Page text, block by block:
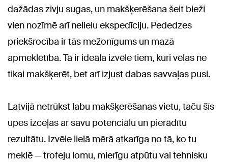
dažādas zivju sugas, un makšķerēšana šeit bieži
vien nozīmē arī nelielu ekspedīciju. Pededzes
priekšrocība ir tās mežonīgums un mazā
apmeklētība. Tā ir ideāla izvēle tiem, kuri vēlas ne
tikai makšķerēt, bet arī izjust dabas savvaļas pusi.
Latvijā netrūkst labu makšķerēšanas vietu, taču šīs
upes izceļas ar savu potenciālu un pierādītu
rezultātu. Izvēle lielā mērā atkarīga no tā, ko tu
meklē — trofeju lomu, mierīgu atpūtu vai tehnisku